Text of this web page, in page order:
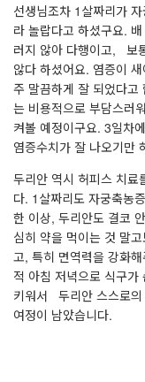
선생님조차 1살짜리가
라 놀랍다고 하셨구요.
러지 않아 다행이고, 보
않다 하셨어요. 염증이
주 말끔하게 잘 되었다고
는 비용적으로 부담스러
켜볼 예정이구요. 3일차
염증수치가 잘 나오기만
두리안 역시 허피스 치료
다. 1살짜리도 자궁축농
한 이상, 두리안도 결코
심히 약을 먹이는 것 말
고, 특히 면역력을 강화
적 아침 저녁으로 식구
키워서 두리안 스스로의
여정이 남았습니다.